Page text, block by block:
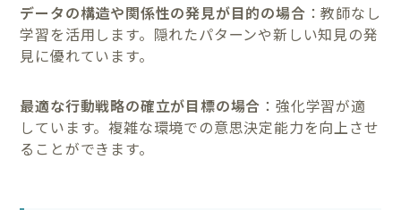
データの構造や関係性の発見が目的の場合 ：教師なし
学習を活用します。隠れたパターンや新しい知見の発
見に優れています。
最適な行動戦略の確立が目標の場合 ：強化学習が適
しています。複雑な環境での意思決定能力を向上させ
ることができます。